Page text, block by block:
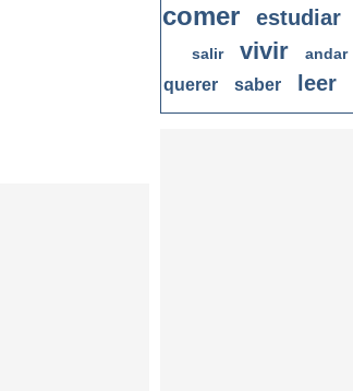
comer estudiar
salir vivir andar
querer saber leer